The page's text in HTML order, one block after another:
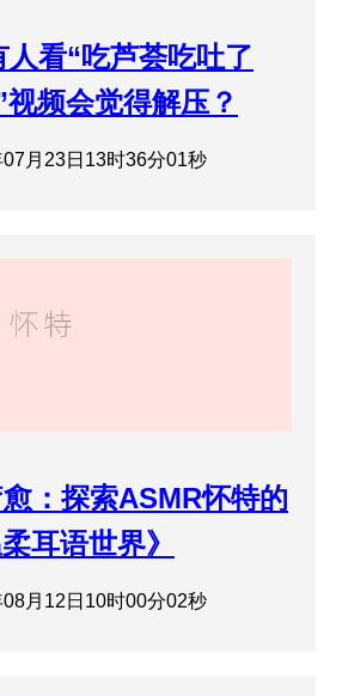
人看“吃芦荟吃吐了
视频会觉得解压？
月23日13时36分01秒
愈：探索ASMR怀特的
耳语世界》
月12日10时00分02秒